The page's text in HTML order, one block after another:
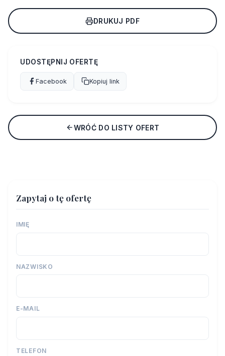
DRUKUJ PDF
UDOSTĘPNIJ OFERTĘ
Facebook Kopiuj link
WRÓĆ DO LISTY OFERT
Zapytaj o tę ofertę
IMIĘ
NAZWISKO
E-MAIL
TELEFON